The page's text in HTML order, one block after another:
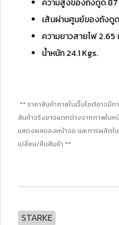
เส้นผ่านศูนย์ของถังดู
ความยาวสายไฟ 2.65
น้ำหนัก 24.1 Kgs.
** ราคาสินค้าภายในเว็บไซต์อาจมี
สินค้าจริงอาจแตกต่างจากภาพในห
แสดงผลของหน้าจอ และการผลิตใ
เปลี่ยน/คืนสินค้า **
STARKE